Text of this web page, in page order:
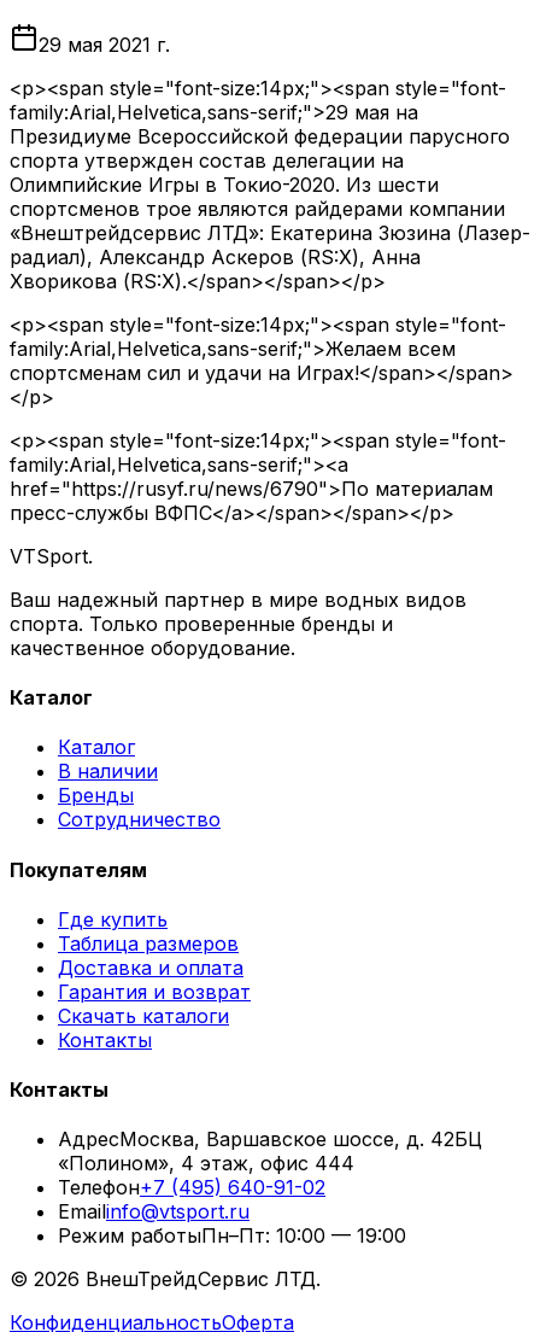
29 мая 2021 г.
<p><span style="font-size:14px;"><span style="font-
family:Arial,Helvetica,sans-serif;">29 мая на
Президиуме Всероссийской федерации парусного
спорта утвержден состав делегации на
Олимпийские Игры в Токио-2020. Из шести
спортсменов трое являются райдерами компании
«Внештрейдсервис ЛТД»: Екатерина Зюзина (Лазер-
радиал), Александр Аскеров (RS:X), Анна
Хворикова (RS:X).</span></span></p>
<p><span style="font-size:14px;"><span style="font-
family:Arial,Helvetica,sans-serif;">Желаем всем
спортсменам сил и удачи на Играх!</span></span>
</p>
<p><span style="font-size:14px;"><span style="font-
family:Arial,Helvetica,sans-serif;"><a
href="https://rusyf.ru/news/6790">По материалам
пресс-службы ВФПС</a></span></span></p>
VTSport.
Ваш надежный партнер в мире водных видов
спорта. Только проверенные бренды и
качественное оборудование.
Каталог
Каталог
В наличии
Бренды
Сотрудничество
Покупателям
Где купить
Таблица размеров
Доставка и оплата
Гарантия и возврат
Скачать каталоги
Контакты
Контакты
АдресМосква, Варшавское шоссе, д. 42БЦ
«Полином», 4 этаж, офис 444
Телефон+7 (495) 640-91-02
Emailinfo@vtsport.ru
Режим работыПн–Пт: 10:00 — 19:00
© 2026 ВнешТрейдСервис ЛТД.
КонфиденциальностьОферта